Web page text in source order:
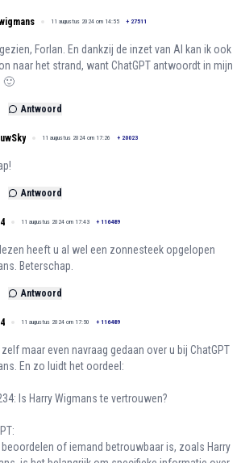
11 augustus 2024 om 14:55 + 27511
Forlan. En dankzij de inzet van AI kan ik ook
naar het strand, want ChatGPT antwoordt in mijn
🙂
Antwoord
11 augustus 2024 om 17:26 + 20023
Antwoord
11 augustus 2024 om 17:43 + 116489
heeft u al wel een zonnesteek opgelopen
Beterschap.
Antwoord
11 augustus 2024 om 17:50 + 116489
zelf maar even navraag gedaan over u bij ChatGPT
En zo luidt het oordeel:
Is Harry Wigmans te vertrouwen?
beoordelen of iemand betrouwbaar is, zoals Harry